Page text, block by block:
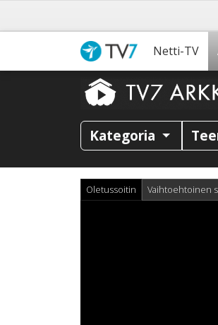
Netti-TV
Kategoria
Oletussoitin Vaihtoehtoinen